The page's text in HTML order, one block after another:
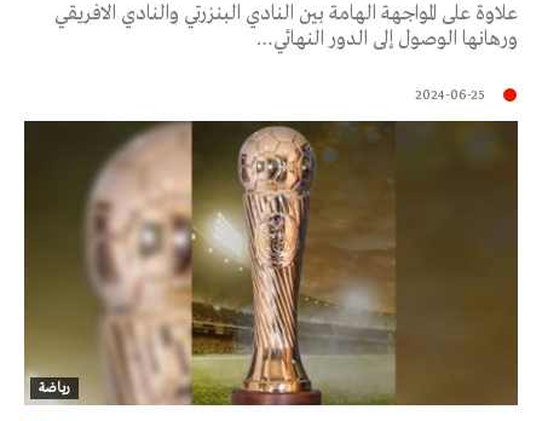
علاوة على المواجهة الهامة بين النادي البنزرتي والنادي الافريقي
ورهانها الوصول إلى الدور النهائي…
2024-06-25
رياضة